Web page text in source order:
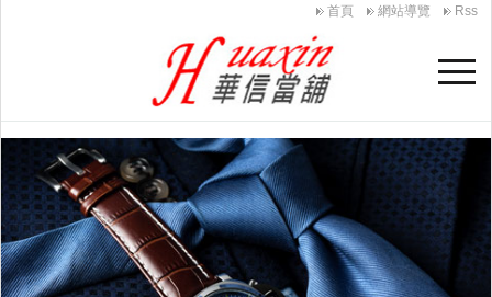
首頁 網站導覽 Rss